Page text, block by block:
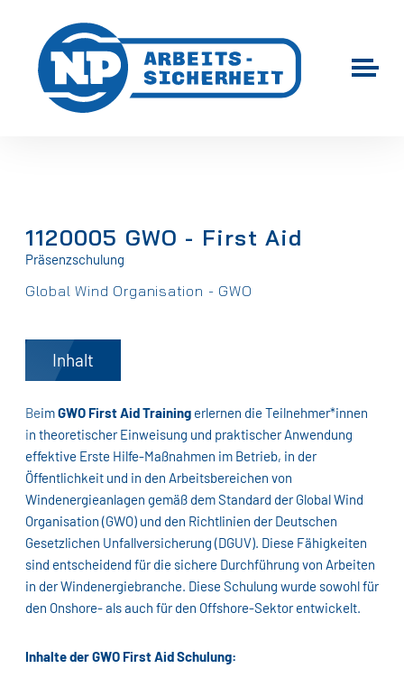
1120005 GWO - First Aid
Präsenzschulung
Global Wind Organisation - GWO
Inhalt
BeimGWO First Aid Trainingerlernen die Teilnehmer*innen
in theoretischer Einweisung und praktischer Anwendung
effektive Erste Hilfe-Maßnahmen im Betrieb, in der
Öffentlichkeit und in den Arbeitsbereichen von
Windenergieanlagen gemäß dem Standard der Global Wind
Organisation (GWO) und den Richtlinien der Deutschen
Gesetzlichen Unfallversicherung (DGUV). Diese Fähigkeiten
sind entscheidend für die sichere Durchführung von Arbeiten
in der Windenergiebranche. Diese Schulung wurde sowohl für
den Onshore- als auch für den Offshore-Sektor entwickelt.
Inhalte der GWO First Aid Schulung: